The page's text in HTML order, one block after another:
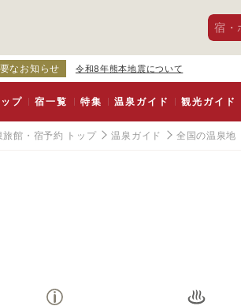
宿・
なお知らせ 令和8年熊本地震について
ップ 宿一覧 特集 温泉ガイド 観光ガイド
旅館・宿予約 トップ 温泉ガイド 全国の温泉地